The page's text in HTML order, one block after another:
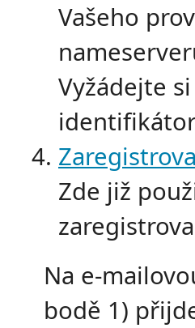
Vašeho
Vyžádejte
identifikátor
Zde již
Na e-
bodě 1)